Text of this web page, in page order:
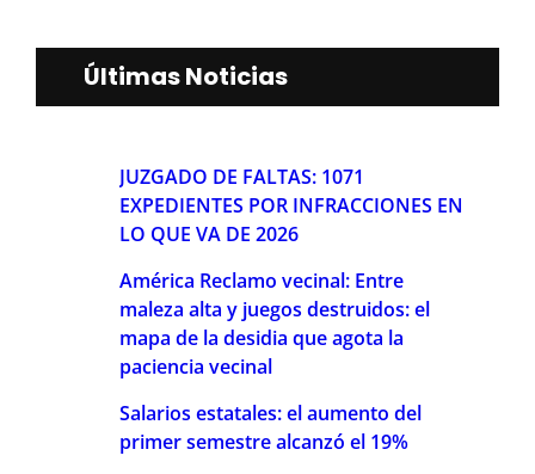
Últimas Noticias
JUZGADO DE FALTAS: 1071
EXPEDIENTES POR INFRACCIONES EN
LO QUE VA DE 2026
América Reclamo vecinal: Entre
maleza alta y juegos destruidos: el
mapa de la desidia que agota la
paciencia vecinal
Salarios estatales: el aumento del
primer semestre alcanzó el 19%